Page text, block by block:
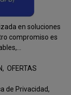
en soluciones
compromiso es
OFERTAS
de Privacidad